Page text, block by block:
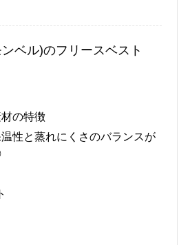
ベル)のフリースベスト
の特徴
性と蒸れにくさのバランスが